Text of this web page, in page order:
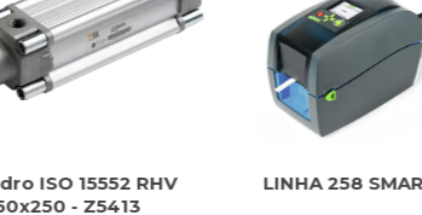
ISO 15552 RHV
- Z5413
LINHA 258